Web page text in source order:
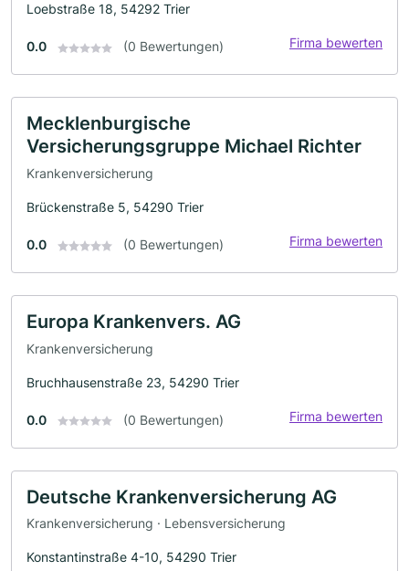
Loebstraße 18, 54292 Trier
0.0 (0 Bewertungen) Firma bewerten
Mecklenburgische
Versicherungsgruppe Michael Richter
Krankenversicherung
Brückenstraße 5, 54290 Trier
0.0 (0 Bewertungen) Firma bewerten
Europa Krankenvers. AG
Krankenversicherung
Bruchhausenstraße 23, 54290 Trier
0.0 (0 Bewertungen) Firma bewerten
Deutsche Krankenversicherung AG
Krankenversicherung · Lebensversicherung
Konstantinstraße 4-10, 54290 Trier